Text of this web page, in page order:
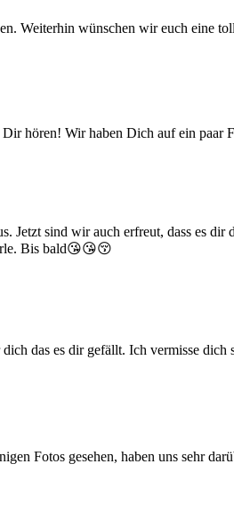
Weiterhin wünschen wir euch eine
hören! Wir haben Dich auf ein
Jetzt sind wir auch erfreut, dass es
Bis bald😘😘😚
das es dir gefällt. Ich vermisse
Fotos gesehen, haben uns sehr